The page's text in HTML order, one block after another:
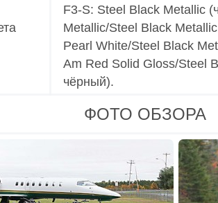
F3-S: Steel Black Metallic
Metallic/Steel Black
Pearl White/Steel Black
Am Red Solid Gloss/Steel
чёрный).
ФОТО ОБЗОРА